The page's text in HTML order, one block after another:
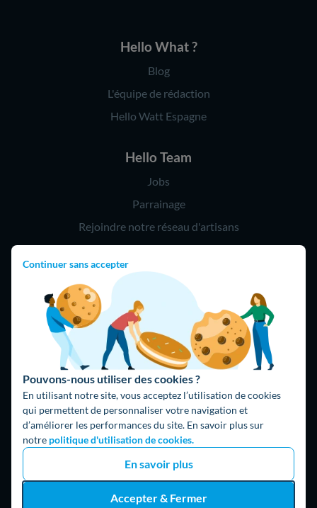
Continuer sans accepter
Pouvons-nous utiliser des cookies ?
En utilisant notre site, vous acceptez l’utilisation de cookies
qui permettent de personnaliser votre navigation et
d’améliorer les performances du site. En savoir plus sur
notre politique d'utilisation de cookies.
En savoir plus
Accepter & Fermer
Hello What ?
Blog
L'équipe de rédaction
Hello Watt Espagne
Hello Team
Jobs
Parrainage
Rejoindre notre réseau d'artisans
Hello !
09 75 18 60 60
(8h-21h)
75018 Paris
Fait avec ⚡ par Hello Watt
© 2026 Hello Watt |CGU|Mentions légales